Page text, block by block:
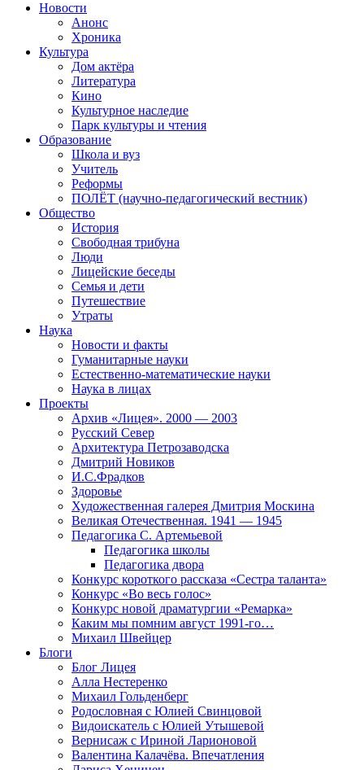
Новости
Анонс
Хроника
Культура
Дом актёра
Литература
Кино
Культурное наследие
Парк культуры и чтения
Образование
Школа и вуз
Учитель
Реформы
ПОЛЁТ (научно-педагогический вестник)
Общество
История
Свободная трибуна
Люди
Лицейские беседы
Семья и дети
Путешествие
Утраты
Наука
Новости и факты
Гуманитарные науки
Естественно-математические науки
Наука в лицах
Проекты
Архив «Лицея». 2000 — 2003
Русский Север
Архитектура Петрозаводска
Дмитрий Новиков
И.С.Фрадков
Здоровье
Художественная галерея Дмитрия Москина
Великая Отечественная. 1941 — 1945
Педагогика С. Артемьевой
Педагогика школы
Педагогика двора
Конкурс короткого рассказа «Сестра таланта»
Конкурс «Во весь голос»
Конкурс новой драматургии «Ремарка»
Каким мы помним август 1991-го…
Михаил Швейцер
Блоги
Блог Лицея
Алла Нестеренко
Михаил Гольденберг
Родословная с Юлией Свинцовой
Видоискатель с Юлией Утышевой
Вернисаж с Ириной Ларионовой
Валентина Калачёва. Впечатления